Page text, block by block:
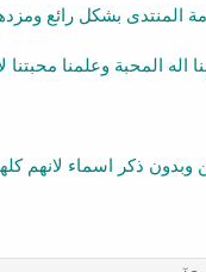
المنتدى بشكل رائع
اله المحبة وعلمنا محبتنا
وبدون ذكر اسماء لانهم